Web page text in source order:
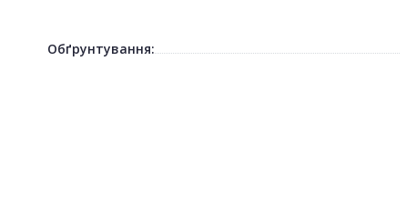
Обґрунтування: